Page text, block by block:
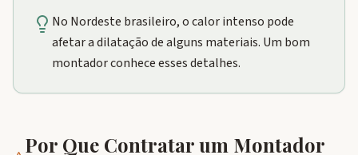
No Nordeste brasileiro, o calor intenso pode
afetar a dilatação de alguns materiais. Um bom
montador conhece esses detalhes.
Por Que Contratar um Montador